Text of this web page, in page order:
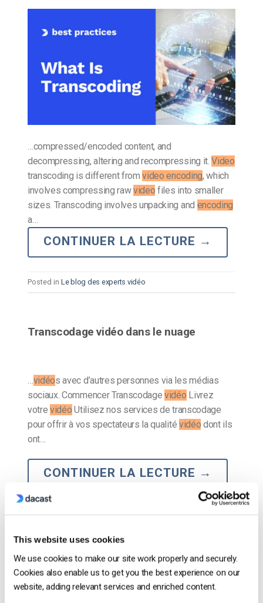
This website uses cookies
We use cookies to make our site work properly and securely.
Cookies also enable us to get you the best experience on our
website, adding relevant services and enriched content.
…compressed/encoded content, and
decompressing, altering and recompressing it.Video
transcoding is different fromvideo encoding, which
involves compressing rawvideo files into smaller
sizes. Transcoding involves unpacking and encoding
a…
CONTINUER LA LECTURE →
Posted in Le blog des experts vidéo
Transcodage vidéo dans le nuage
…vidéos avec d’autres personnes via les médias
sociaux. Commencer Transcodagevidéo Livrez
votrevidéo Utilisez nos services de transcodage
pour offrir à vos spectateurs la qualité vidéo dont ils
ont…
CONTINUER LA LECTURE →
Le blog des experts vidéo
Comment utiliser OBS Studio pour une
diffusion vidéo professionnelle en 2025